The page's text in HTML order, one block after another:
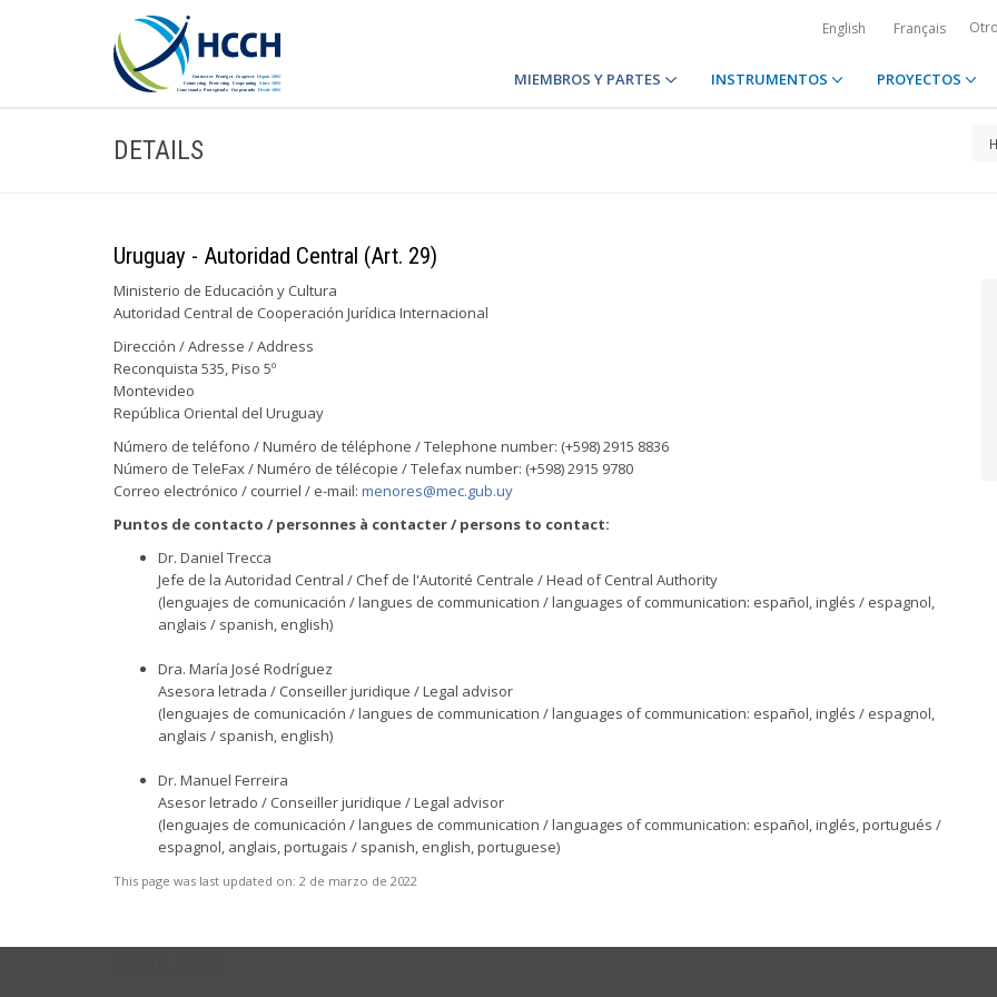
English Français
MIEMBROS Y PARTES INSTRUMENTOS PROYECTOS
DETAILS
Uruguay - Autoridad Central (Art. 29)
Ministerio de Educación y Cultura
Autoridad Central de Cooperación Jurídica Internacional
Dirección / Adresse / Address
Reconquista 535, Piso 5º
Montevideo
República Oriental del Uruguay
Número de teléfono / Numéro de téléphone / Telephone number: (+598) 2915 8836
Número de TeleFax / Numéro de télécopie / Telefax number: (+598) 2915 9780
Correo electrónico / courriel / e-mail: menores@mec.gub.uy
Puntos de contacto / personnes à contacter / persons to contact:
Dr. Daniel Trecca
Jefe de la Autoridad Central / Chef de l'Autorité Centrale / Head of Central Authority
(lenguajes de comunicación / langues de communication / languages of communication: español, inglés / espagnol,
anglais / spanish, english)
Dra. María José Rodríguez
Asesora letrada / Conseiller juridique / Legal advisor
(lenguajes de comunicación / langues de communication / languages of communication: español, inglés / espagnol,
anglais / spanish, english)
Dr. Manuel Ferreira
Asesor letrado / Conseiller juridique / Legal advisor
(lenguajes de comunicación / langues de communication / languages of communication: español, inglés, portugués /
espagnol, anglais, portugais / spanish, english, portuguese)
This page was last updated on: 2 de marzo de 2022